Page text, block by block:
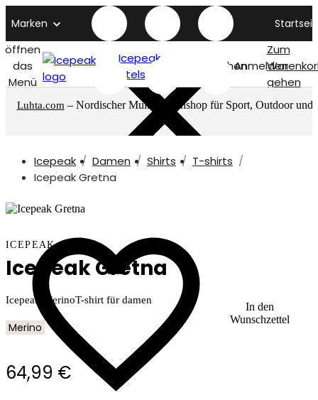
Marken
öffnen
das
Menü
Icepeak
titelseite
SuchenAnmelden
Zum
gehen
Luhta.com – Nordischer Multimarkenshop für Sport, Outdoor und
Icepeak Damen Shirts
T-shirts
Icepeak Gretna
In den
Wunschzettel
ICEPEAK
Icepeak Gretna
Icepeak MerinoT-shirt für damen
Merino
64,99 €